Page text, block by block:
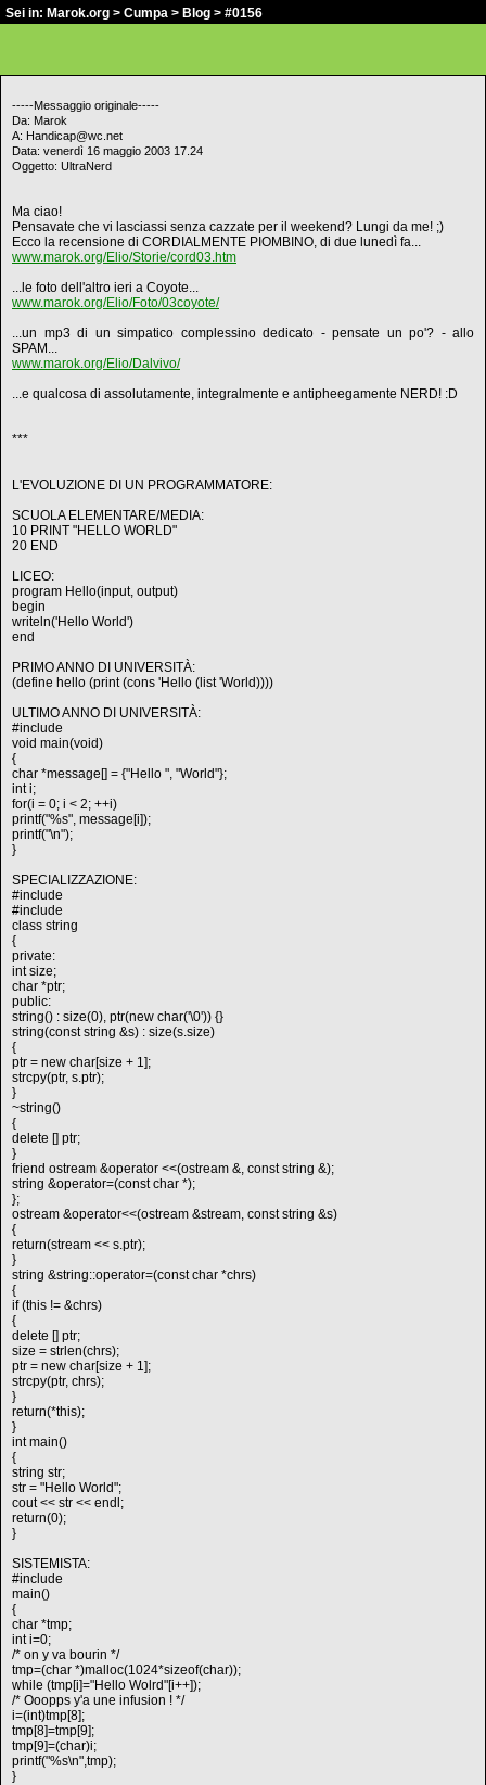
Sei in: Marok.org > Cumpa > Blog > #0156
-----Messaggio originale-----
Da: Marok
A: Handicap@wc.net
Data: venerdì 16 maggio 2003 17.24
Oggetto: UltraNerd
Ma ciao!
Pensavate che vi lasciassi senza cazzate per il weekend? Lungi da me! ;)
Ecco la recensione di CORDIALMENTE PIOMBINO, di due lunedì fa...
www.marok.org/Elio/Storie/cord03.htm
...le foto dell'altro ieri a Coyote...
www.marok.org/Elio/Foto/03coyote/
...un mp3 di un simpatico complessino dedicato - pensate un po'? - allo
SPAM...
www.marok.org/Elio/Dalvivo/
...e qualcosa di assolutamente, integralmente e antipheegamente NERD! :D
***
L'EVOLUZIONE DI UN PROGRAMMATORE:
SCUOLA ELEMENTARE/MEDIA:
10 PRINT "HELLO WORLD"
20 END
LICEO:
program Hello(input, output)
begin
writeln('Hello World')
end
PRIMO ANNO DI UNIVERSITÀ:
(define hello (print (cons 'Hello (list 'World))))
ULTIMO ANNO DI UNIVERSITÀ:
#include
void main(void)
{
char *message[] = {"Hello ", "World"};
int i;
for(i = 0; i < 2; ++i)
printf("%s", message[i]);
printf("\n");
}
SPECIALIZZAZIONE:
#include
#include
class string
{
private:
int size;
char *ptr;
public:
string() : size(0), ptr(new char('\0')) {}
string(const string &s) : size(s.size)
{
ptr = new char[size + 1];
strcpy(ptr, s.ptr);
}
~string()
{
delete [] ptr;
}
friend ostream &operator <<(ostream &, const string &);
string &operator=(const char *);
};
ostream &operator<<(ostream &stream, const string &s)
{
return(stream << s.ptr);
}
string &string::operator=(const char *chrs)
{
if (this != &chrs)
{
delete [] ptr;
size = strlen(chrs);
ptr = new char[size + 1];
strcpy(ptr, chrs);
}
return(*this);
}
int main()
{
string str;
str = "Hello World";
cout << str << endl;
return(0);
}
SISTEMISTA:
#include
main()
{
char *tmp;
int i=0;
/* on y va bourin */
tmp=(char *)malloc(1024*sizeof(char));
while (tmp[i]="Hello Wolrd"[i++]);
/* Ooopps y'a une infusion ! */
i=(int)tmp[8];
tmp[8]=tmp[9];
tmp[9]=(char)i;
printf("%s\n",tmp);
}